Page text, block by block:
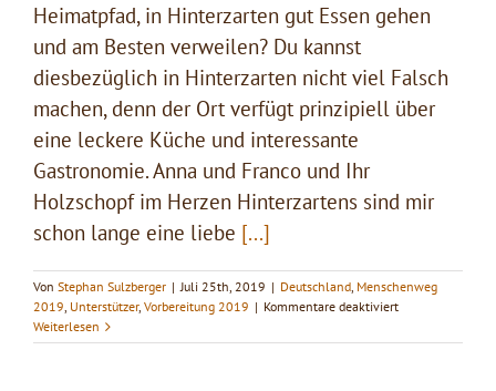
Heimatpfad, in Hinterzarten gut Essen gehen
und am Besten verweilen? Du kannst
diesbezüglich in Hinterzarten nicht viel Falsch
machen, denn der Ort verfügt prinzipiell über
eine leckere Küche und interessante
Gastronomie. Anna und Franco und Ihr
Holzschopf im Herzen Hinterzartens sind mir
schon lange eine liebe [...]
Von Stephan Sulzberger | Juli 25th, 2019 | Deutschland, Menschenweg
2019, Unterstützer, Vorbereitung 2019 | Kommentare deaktiviertfür
bei
Weiterlesen